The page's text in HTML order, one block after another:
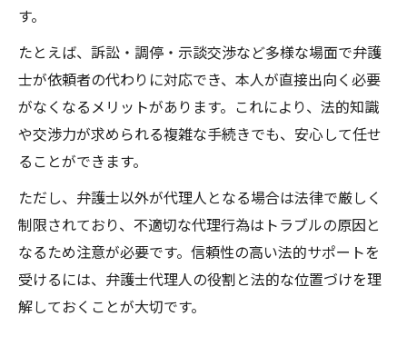
弁護士代理人に本人が直接連絡してよいか
弁護士代理人を認めない場合のリスクと対
策
委任から始まる弁護士代理の流れを知ろう
弁護士代理人への委任手続きの基本ステッ
プ
弁護士代理人委任状の記載内容とチェック
事項
弁護士代理の範囲は委任内容でどう変わる
か
す。
たとえば、訴訟・調停・示談交渉など多様な場面で弁護
士が依頼者の代わりに対応でき、本人が直接出向く必要
がなくなるメリットがあります。これにより、法的知識
や交渉力が求められる複雑な手続きでも、安心して任せ
ることができます。
ただし、弁護士以外が代理人となる場合は法律で厳しく
制限されており、不適切な代理行為はトラブルの原因と
なるため注意が必要です。信頼性の高い法的サポートを
受けるには、弁護士代理人の役割と法的な位置づけを理
解しておくことが大切です。